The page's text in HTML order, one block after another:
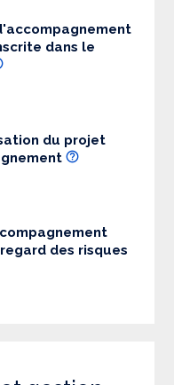
dans le
du projet
des risques